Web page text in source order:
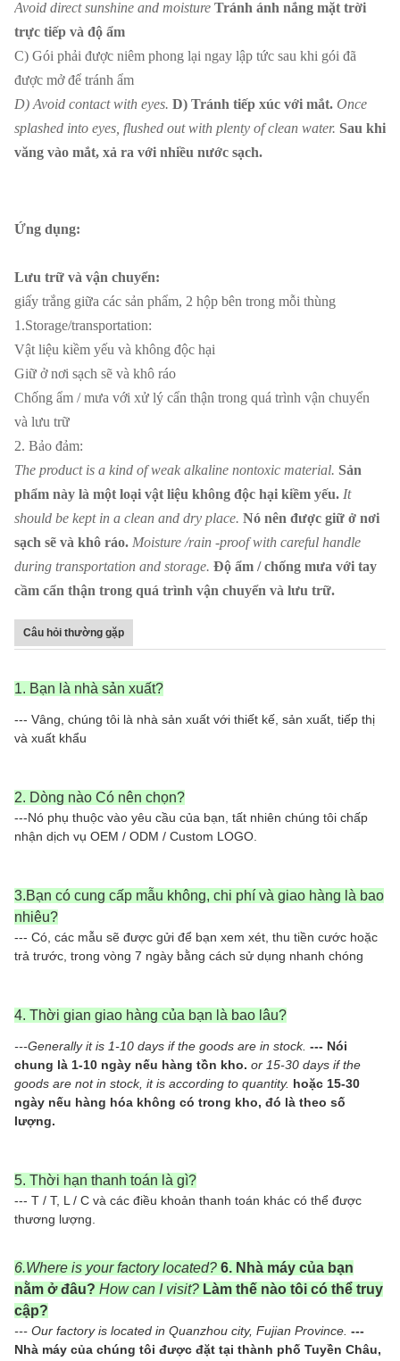
Avoid direct sunshine and moisture Tránh ánh nắng mặt trời
trực tiếp và độ ẩm
C) Gói phải được niêm phong lại ngay lập tức sau khi gói đã
được mở để tránh ẩm
D) Avoid contact with eyes. D) Tránh tiếp xúc với mắt. Once
splashed into eyes, flushed out with plenty of clean water. Sau khi
văng vào mắt, xả ra với nhiều nước sạch.
Ứng dụng:
Lưu trữ và vận chuyển:
giấy trắng giữa các sản phẩm, 2 hộp bên trong mỗi thùng
1.Storage/transportation:
Vật liệu kiềm yếu và không độc hại
Giữ ở nơi sạch sẽ và khô ráo
Chống ẩm / mưa với xử lý cẩn thận trong quá trình vận chuyển
và lưu trữ
2. Bảo đảm:
The product is a kind of weak alkaline nontoxic material. Sản
phẩm này là một loại vật liệu không độc hại kiềm yếu. It
should be kept in a clean and dry place. Nó nên được giữ ở nơi
sạch sẽ và khô ráo. Moisture /rain -proof with careful handle
during transportation and storage. Độ ẩm / chống mưa với tay
cầm cẩn thận trong quá trình vận chuyển và lưu trữ.
Câu hỏi thường gặp
1. Bạn là nhà sản xuất?
--- Vâng, chúng tôi là nhà sản xuất với thiết kế, sản xuất, tiếp thị
và xuất khẩu
2. Dòng nào Có nên chọn?
---Nó phụ thuộc vào yêu cầu của bạn, tất nhiên chúng tôi chấp
nhận dịch vụ OEM / ODM / Custom LOGO.
3.Bạn có cung cấp mẫu không, chi phí và giao hàng là bao
nhiêu?
--- Có, các mẫu sẽ được gửi để bạn xem xét, thu tiền cước hoặc
trả trước, trong vòng 7 ngày bằng cách sử dụng nhanh chóng
4. Thời gian giao hàng của bạn là bao lâu?
---Generally it is 1-10 days if the goods are in stock. --- Nói
chung là 1-10 ngày nếu hàng tồn kho. or 15-30 days if the
goods are not in stock, it is according to quantity. hoặc 15-30
ngày nếu hàng hóa không có trong kho, đó là theo số
lượng.
5. Thời hạn thanh toán là gì?
--- T / T, L / C và các điều khoản thanh toán khác có thể được
thương lượng.
6.Where is your factory located? 6. Nhà máy của bạn
nằm ở đâu? How can I visit? Làm thế nào tôi có thể truy
cập?
--- Our factory is located in Quanzhou city, Fujian Province. ---
Nhà máy của chúng tôi được đặt tại thành phố Tuyền Châu,